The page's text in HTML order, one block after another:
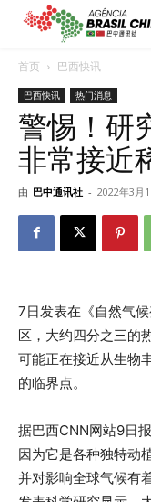
首页 巴西快讯
巴西快讯 热门消息
警惕！研
非常接近
由 巴中通讯社 - 2022年3月
7日发表在《自然气
区，大约四分之三的
可能正在接近从生物
的临界点。
据巴西CNN网站9日
因为它是各种独特动
并对影响全球气候有